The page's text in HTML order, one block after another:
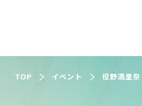
TOP イベント 役野満里奈